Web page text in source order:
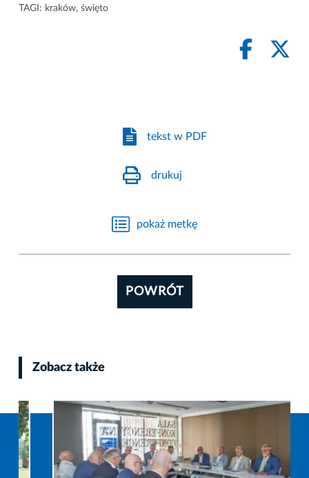
TAGI: kraków, święto
tekst w PDF
drukuj
pokaż metkę
POWRÓT
Zobacz także